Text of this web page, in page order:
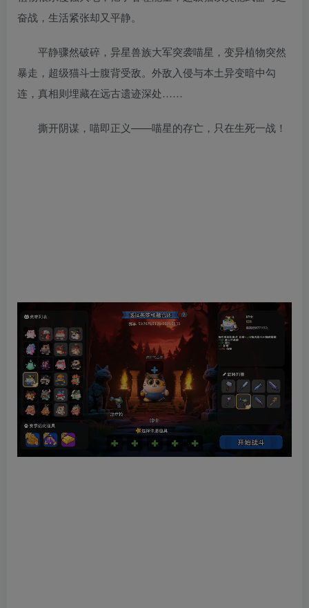
奋战，生活紧张却又平静。
平静骤然破碎，异星兽族大军突袭喵星，变异植物突然
暴走，超级猫斗士腹背受敌。外敌入侵与本土异变暗中勾
连，真相则埋藏在远古遗迹深处……
撕开阴谋，喵即正义——喵星的存亡，只在生死一战！